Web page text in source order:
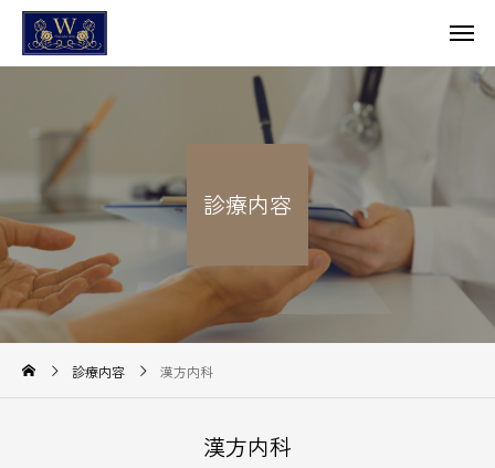
診療内容
診療内容 漢方内科
漢方内科